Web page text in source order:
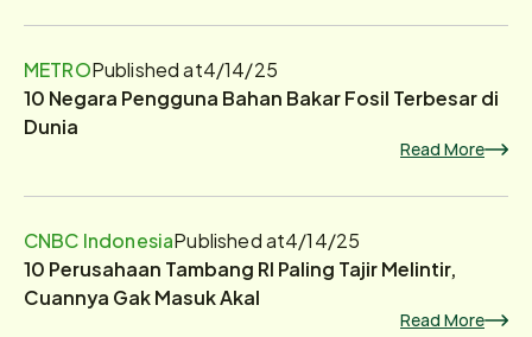
METROPublished at4/14/25
10 Negara Pengguna Bahan Bakar Fosil Terbesar di
Dunia
Read More
CNBC IndonesiaPublished at4/14/25
10 Perusahaan Tambang RI Paling Tajir Melintir,
Cuannya Gak Masuk Akal
Read More